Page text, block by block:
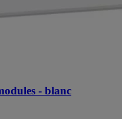
- blanc